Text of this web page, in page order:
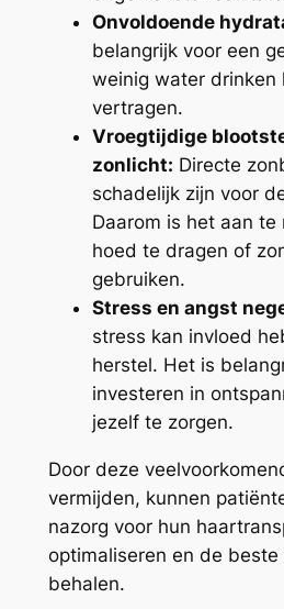
Onvoldoende
belangrijk voor een
weinig water drinken
vertragen.
Vroegtijdige
zonlicht: Directe
schadelijk zijn voor
Daarom is het aan te
hoed te dragen of
gebruiken.
Stress en angst
stress kan invloed
herstel. Het is
investeren in
jezelf te zorgen.
Door deze
vermijden, kunnen
nazorg voor hun
optimaliseren en de beste
behalen.